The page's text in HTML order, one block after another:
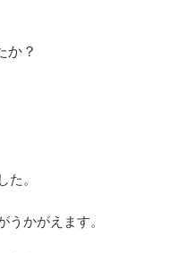
か？
た。
うかがえます。